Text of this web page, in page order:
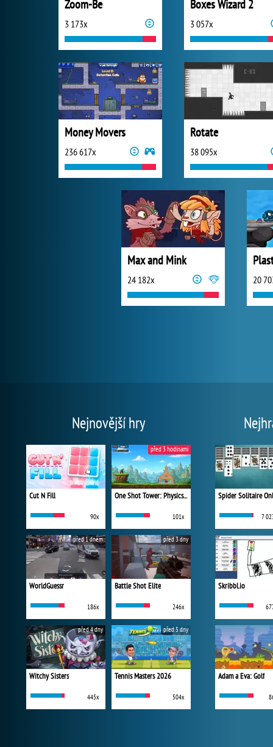
Zoom-Be
3 173x
Boxes Wizard 2
3 057x
Money Movers
236 617x
Rotate
38 095x
Max and Mink
24 182x 20
Nejnovější hry
Cut N Fill
90x
One Shot Tower: Physics Destroyer
101x
před 3 hodinami
WorldGuessr
186x
před 1 dnem
Battle Shot Elite
246x
před 3 dny
Witchy Sisters
445x
před 4 dny
Tennis Masters 2026
504x
před 5 dny
Spider Solitaire
7
Skribbl.io
Adam a Eva: Golf